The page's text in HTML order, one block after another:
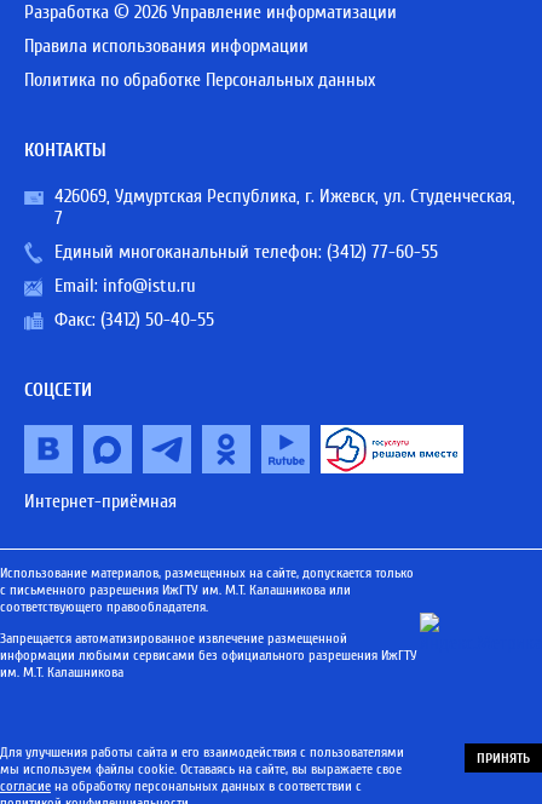
Разработка © 2026 Управление информатизации
Правила использования информации
Политика по обработке Персональных данных
КОНТАКТЫ
426069, Удмуртская Республика, г. Ижевск, ул. Студенческая,
7
Единый многоканальный телефон: (3412) 77-60-55
Email: info@istu.ru
Факс: (3412) 50-40-55
СОЦСЕТИ
Интернет-приёмная
Использование материалов, размещенных на сайте, допускается только
с письменного разрешения ИжГТУ им. М.Т. Калашникова или
соответствующего правообладателя.
Запрещается автоматизированное извлечение размещенной
информации любыми сервисами без официального разрешения ИжГТУ
им. М.Т. Калашникова
Для улучшения работы сайта и его взаимодействия с пользователями
мы используем файлы cookie. Оставаясь на сайте, вы выражаете свое
согласие на обработку персональных данных в соответствии с
ПРИНЯТЬ